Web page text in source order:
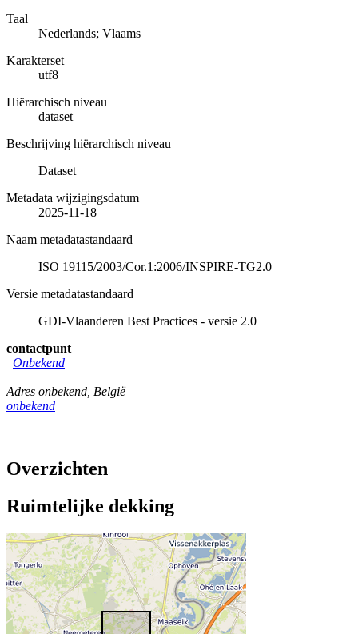
Taal
Nederlands; Vlaams
Karakterset
utf8
Hiërarchisch niveau
dataset
Beschrijving hiërarchisch niveau
Dataset
Metadata wijzigingsdatum
2025-11-18
Naam metadatastandaard
ISO 19115/2003/Cor.1:2006/INSPIRE-TG2.0
Versie metadatastandaard
GDI-Vlaanderen Best Practices - versie 2.0
contactpunt
Onbekend
Adres onbekend België
onbekend
Overzichten
Ruimtelijke dekking